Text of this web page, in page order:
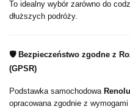
To idealny wybór zarówno do
dłuższych podróży.
🛡️ Bezpieczeństwo zgodne z
(GPSR)
Podstawka samochodowa
opracowana zgodnie z wymogami